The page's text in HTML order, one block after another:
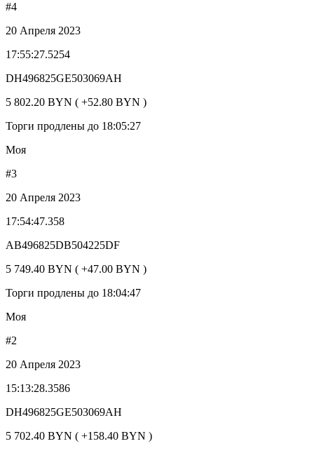
#4
20 Апреля 2023
17:55:27.5254
DH496825GE503069AH
5 802.20 BYN ( +52.80 BYN )
Торги продлены до 18:05:27
Моя
#3
20 Апреля 2023
17:54:47.358
AB496825DB504225DF
5 749.40 BYN ( +47.00 BYN )
Торги продлены до 18:04:47
Моя
#2
20 Апреля 2023
15:13:28.3586
DH496825GE503069AH
5 702.40 BYN ( +158.40 BYN )